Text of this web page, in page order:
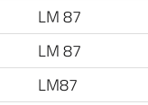
LM 87
LM 87
LM87